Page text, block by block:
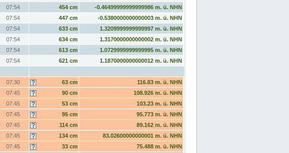
07:54 454 cm
-0.46499999999999986 m. ü. NHN
07:54 447 cm
-0.5380000000000003 m. ü. NHN
07:54 633 cm
1.3209999999999997 m. ü. NHN
07:54 634 cm
1.3170000000000002 m. ü. NHN
07:54 613 cm
1.0729999999999995 m. ü. NHN
07:54 621 cm
1.1870000000000012 m. ü. NHN
07:30 63 cm
116.83 m. ü. NHN
07:45 90 cm
108.926 m. ü. NHN
07:45 53 cm
103.23 m. ü. NHN
07:45 95 cm
95.773 m. ü. NHN
07:45 114 cm
89.162 m. ü. NHN
07:45 134 cm
83.02600000000001 m. ü. NHN
07:45 33 cm
75.488 m. ü. NHN